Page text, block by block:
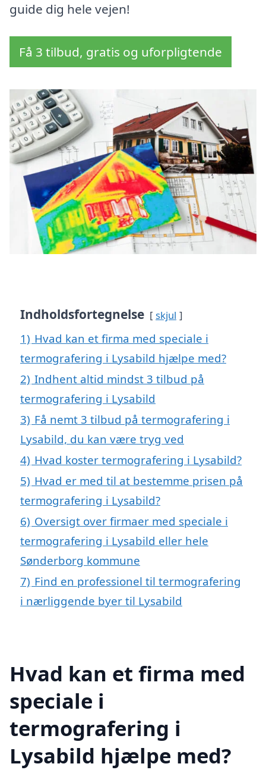
guide dig hele vejen!
Få 3 tilbud, gratis og uforpligtende
Indholdsfortegnelse skjul
1) Hvad kan et firma med speciale i
termografering i Lysabild hjælpe med?
2) Indhent altid mindst 3 tilbud på
termografering i Lysabild
3) Få nemt 3 tilbud på termografering i
Lysabild, du kan være tryg ved
4) Hvad koster termografering i Lysabild?
5) Hvad er med til at bestemme prisen på
termografering i Lysabild?
6) Oversigt over firmaer med speciale i
termografering i Lysabild eller hele
Sønderborg kommune
7) Find en professionel til termografering
i nærliggende byer til Lysabild
Hvad kan et firma med
speciale i
termografering i
Lysabild hjælpe med?